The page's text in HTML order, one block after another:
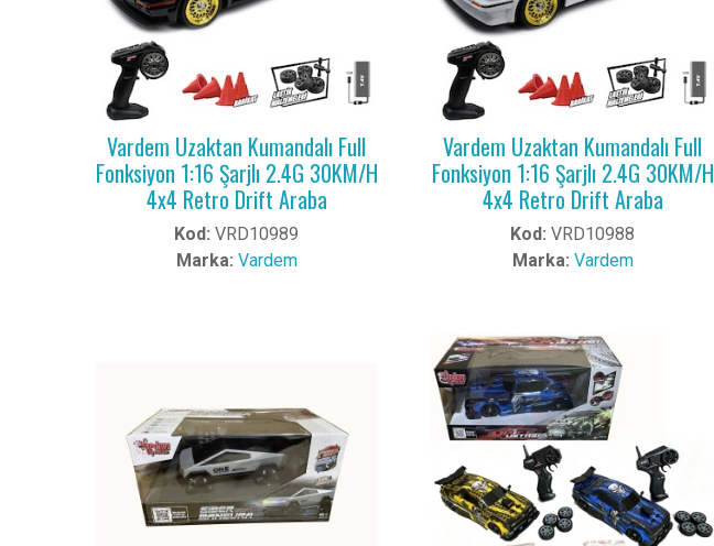
Vardem Uzaktan Kumandalı Full
Fonksiyon 1:16 Şarjlı 2.4G 30KM/H
4x4 Retro Drift Araba
Kod: VRD10989
Marka: Vardem
Vardem Uzaktan Kumandalı Full
Fonksiyon 1:16 Şarjlı 2.4G 30KM/H
4x4 Retro Drift Araba
Kod: VRD10988
Marka: Vardem